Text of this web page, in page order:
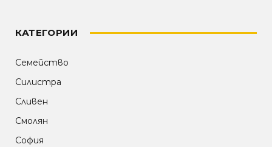
КАТЕГОРИИ
Семейство
Силистра
Сливен
Смолян
София